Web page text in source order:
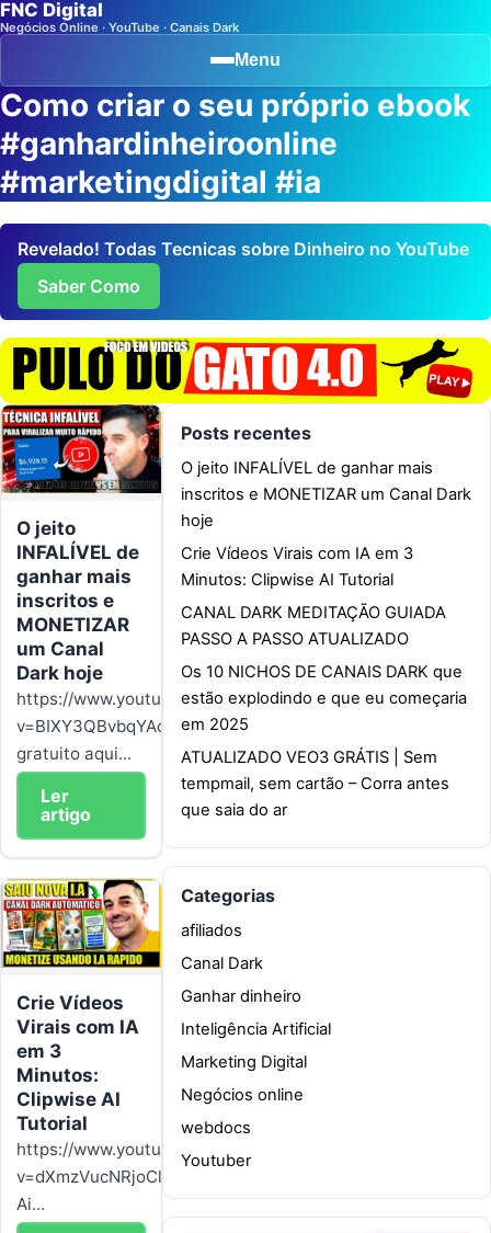
FNC Digital
Negócios Online · YouTube · Canais Dark
Menu
Como criar o seu próprio ebook
#ganhardinheiroonline
#marketingdigital #ia
Revelado! Todas Tecnicas sobre Dinheiro no YouTube
Saber Como
O jeito
INFALÍVEL de
ganhar mais
inscritos e
MONETIZAR
um Canal
Dark hoje
https://www.youtube.com/watch?
v=BIXY3QBvbqYAcesso
gratuito aqui...
Ler
artigo
Crie Vídeos
Virais com IA
em 3
Minutos:
Clipwise AI
Tutorial
https://www.youtube.com/watch?
v=dXmzVucNRjoClipWise
Ai...
Posts recentes
O jeito INFALÍVEL de ganhar mais
inscritos e MONETIZAR um Canal Dark
hoje
Crie Vídeos Virais com IA em 3
Minutos: Clipwise AI Tutorial
CANAL DARK MEDITAÇÃO GUIADA
PASSO A PASSO ATUALIZADO
Os 10 NICHOS DE CANAIS DARK que
estão explodindo e que eu começaria
em 2025
ATUALIZADO VEO3 GRÁTIS | Sem
tempmail, sem cartão – Corra antes
que saia do ar
Categorias
afiliados
Canal Dark
Ganhar dinheiro
Inteligência Artificial
Marketing Digital
Negócios online
webdocs
Youtuber